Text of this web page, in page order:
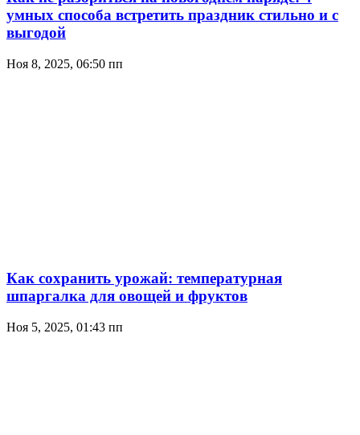
умных способа встретить праздник стильно и с
выгодой
Ноя 8, 2025, 06:50 пп
Как сохранить урожай: температурная
шпаргалка для овощей и фруктов
Ноя 5, 2025, 01:43 пп